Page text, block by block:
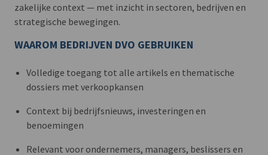
zakelijke context — met inzicht in sectoren, bedrijven en
strategische bewegingen.
WAAROM BEDRIJVEN DVO GEBRUIKEN
Volledige toegang tot alle artikels en thematische
dossiers met verkoopkansen
Context bij bedrijfsnieuws, investeringen en
benoemingen
Relevant voor ondernemers, managers, beslissers en